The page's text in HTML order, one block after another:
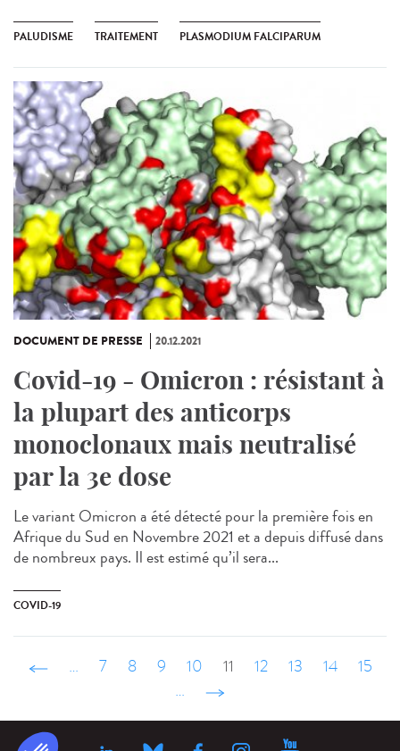
PALUDISME TRAITEMENT PLASMODIUM FALCIPARUM
DOCUMENT DE PRESSE 20.12.2021
Covid-19 - Omicron : résistant à
la plupart des anticorps
monoclonaux mais neutralisé
par la 3e dose
Le variant Omicron a été détecté pour la première fois en
Afrique du Sud en Novembre 2021 et a depuis diffusé dans
de nombreux pays. Il est estimé qu’il sera...
COVID-19
‹ précédent
… 7 8 9 10 11 12 13 14
15
…
suivant ›